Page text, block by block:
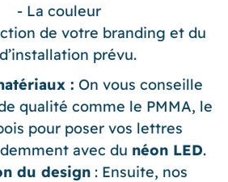
La couleur
de votre branding et du
prévu.
: On vous conseille
qualité comme le PMMA, le
pour poser vos lettres
avec du néon LED.
du design : Ensuite, nos